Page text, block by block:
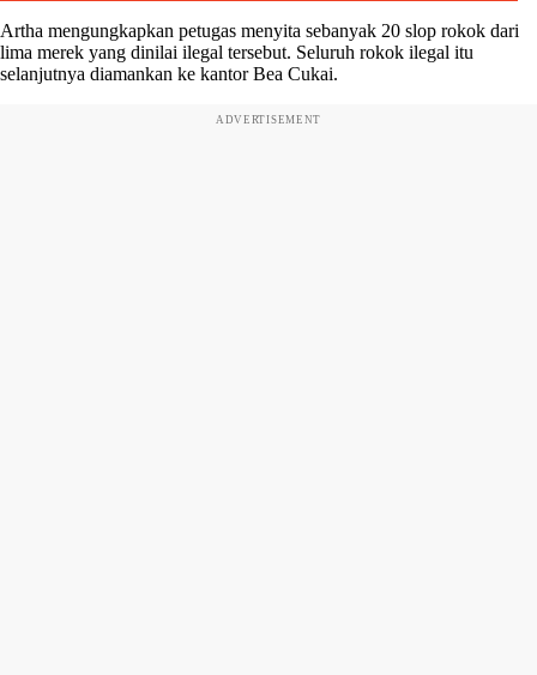
Artha mengungkapkan petugas menyita sebanyak 20 slop rokok dari
lima merek yang dinilai ilegal tersebut. Seluruh rokok ilegal itu
selanjutnya diamankan ke kantor Bea Cukai.
ADVERTISEMENT